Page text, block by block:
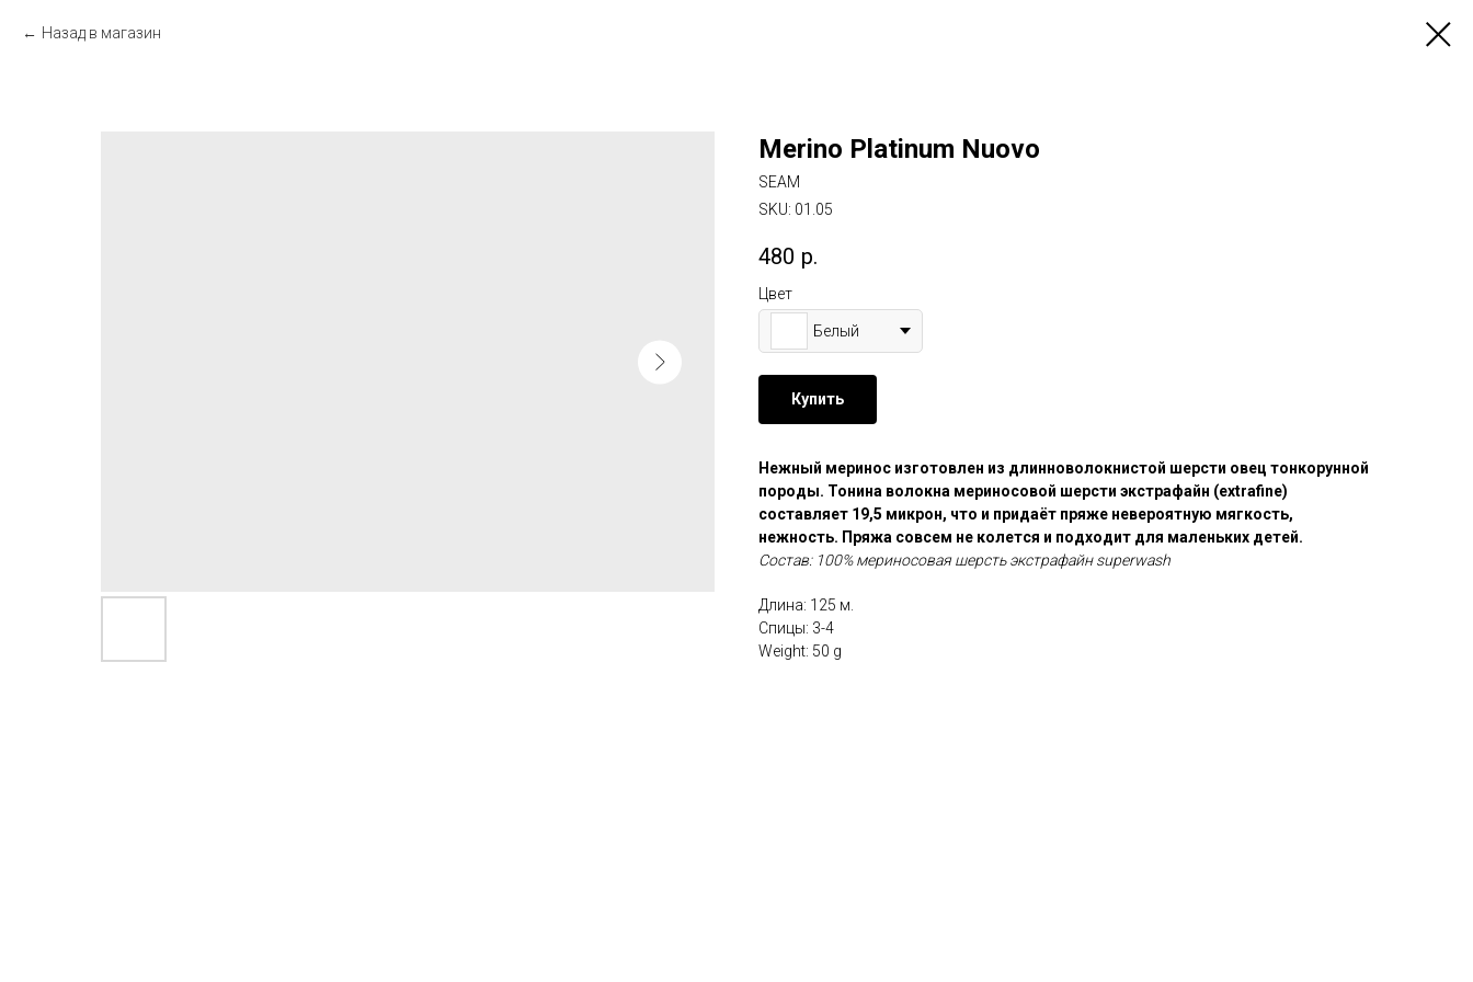
Назад в магазин
Merino Platinum Nuovo
SEAM
SKU: 01.05
480 р.
Цвет
Белый
Купить
Нежный меринос изготовлен из длинноволокнистой шерсти овец тонкорунной
породы. Тонина волокна мериносовой шерсти экстрафайн (еxtrafine)
составляет 19,5 микрон, что и придаёт пряже невероятную мягкость,
нежность. Пряжа совсем не колется и подходит для маленьких детей.
Состав: 100% мериносовая шерсть экстрафайн superwash
Длина: 125 м.
Спицы: 3-4
Weight: 50 g